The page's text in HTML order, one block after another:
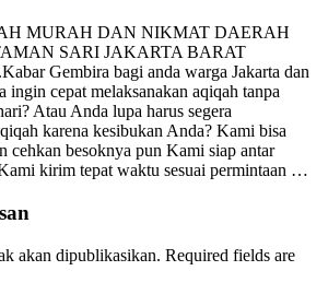
MURAH DAN NIKMAT DAERAH
SARI JAKARTA BARAT
Gembira bagi anda warga Jakarta dan
ingin cepat melaksanakan aqiqah tanpa
Atau Anda lupa harus segera
karena kesibukan Anda? Kami bisa
cehkan besoknya pun Kami siap antar
kirim tepat waktu sesuai permintaan …
akan dipublikasikan. Required fields are